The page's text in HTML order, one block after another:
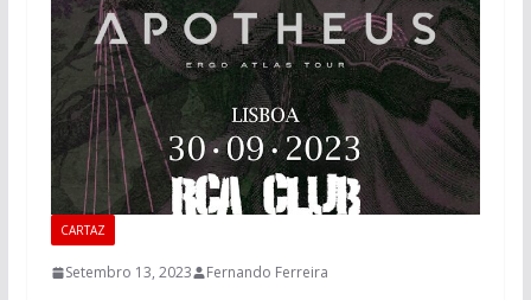
CARTAZ
Setembro 13, 2023 Fernando Ferreira